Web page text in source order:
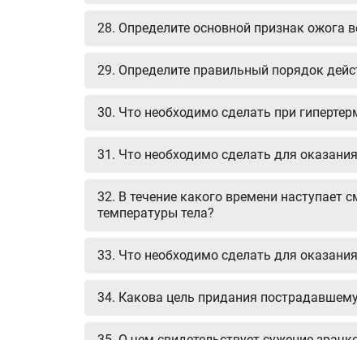
28. Определите основной признак ожога
29. Определите правильный порядок
30. Что необходимо сделать при
31. Что необходимо сделать для
32. В течение какого времени наступает
температуры тела?
33. Что необходимо сделать для
34. Какова цель придания